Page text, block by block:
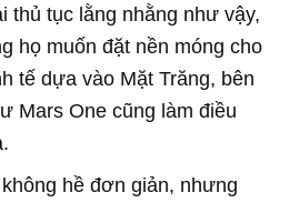
thủ tục lằng nhằng như vậy,
họ muốn đặt nền móng cho
tế dựa vào Mặt Trăng, bên
Mars One cũng làm điều
hề đơn giản, nhưng